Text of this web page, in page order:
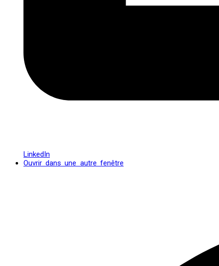
LinkedIn
Ouvrir dans une autre fenêtre